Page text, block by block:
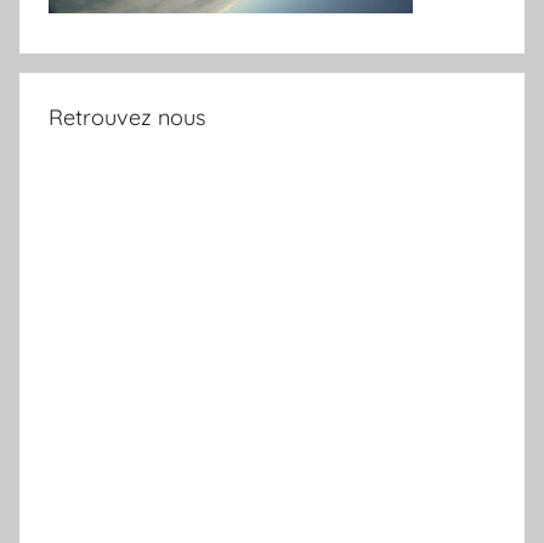
Retrouvez nous